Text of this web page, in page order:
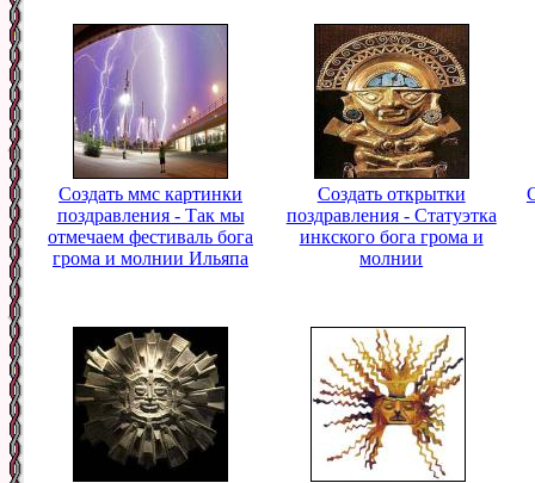
Создать ммс картинки
поздравления - Так мы
отмечаем фестиваль бога
грома и молнии Ильяпа
Создать открытки
поздравления - Статуэтка
инкского бога грома и
молнии